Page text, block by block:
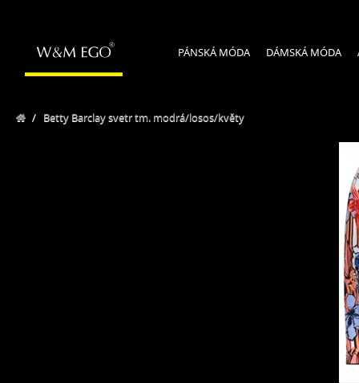
PÁNSKÁ MÓDA DÁMSKÁ MÓDA
/ Betty Barclay svetr tm. modrá/losos/květy